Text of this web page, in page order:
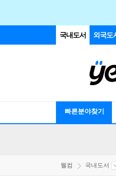
국내도서 외국도
빠른분야찾기
웰컴 국내도서